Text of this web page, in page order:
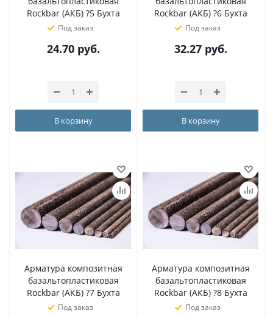
Rockbar (АКБ) ?5 Бухта
Под заказ
24.70руб.
В корзину
Rockbar (АКБ) ?6 Бухта
Под заказ
32.27руб.
В корзину
Арматура композитная
базальтопластиковая
Rockbar (АКБ) ?7 Бухта
Под заказ
Арматура композитная
базальтопластиковая
Rockbar (АКБ) ?8 Бухта
Под заказ